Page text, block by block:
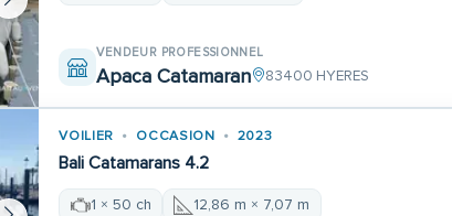
VENDEUR PROFESSIONNEL
Apaca Catamaran 83400 HYERES
VOILIER OCCASION 2023
Bali Catamarans 4.2
1 × 50 ch 12,86 m × 7,07 m